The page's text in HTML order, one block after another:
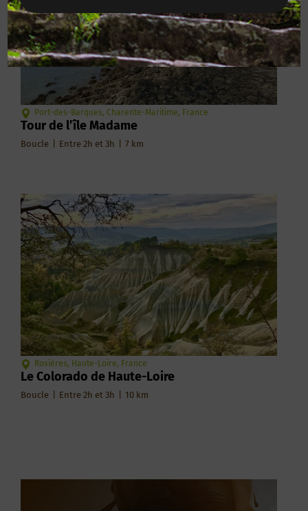
Tour de l’île Madame
Boucle Entre 2h et 3h 7 km
Port-des-Barques, Charente-Maritime, France
Le Colorado de Haute-Loire
Boucle Entre 2h et 3h 10 km
Rosières, Haute-Loire, France